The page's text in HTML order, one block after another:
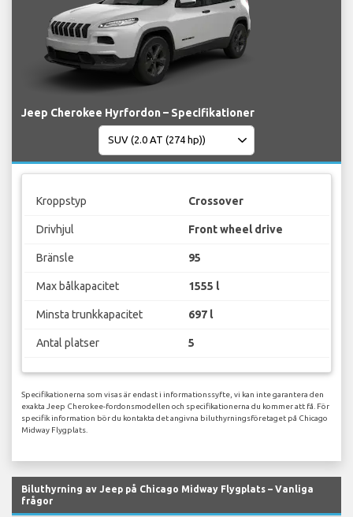
Jeep Cherokee Hyrfordon – Specifikationer
Kroppstyp Crossover
Drivhjul Front wheel drive
Bränsle 95
Max bålkapacitet 1555 l
Minsta trunkkapacitet 697 l
Antal platser 5
Specifikationerna som visas är endast i informationssyfte, vi kan inte garantera den
exakta Jeep Cherokee-fordonsmodellen och specifikationerna du kommer att få. För
specifik information bör du kontakta det angivna biluthyrningsföretaget på Chicago
Midway Flygplats.
Biluthyrning av Jeep på Chicago Midway Flygplats – Vanliga
frågor